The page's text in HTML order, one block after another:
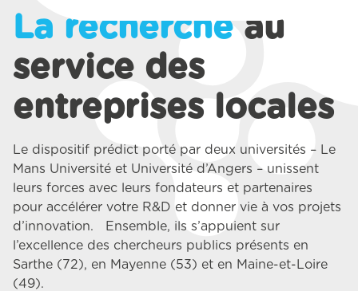
La recherche au
service des
entreprises locales
Le dispositif prédict porté par deux universités – Le
Mans Université et Université d’Angers – unissent
leurs forces avec leurs fondateurs et partenaires
pour accélérer votre R&D et donner vie à vos projets
d’innovation. Ensemble, ils s’appuient sur
l’excellence des chercheurs publics présents en
Sarthe (72), en Mayenne (53) et en Maine-et-Loire
(49).